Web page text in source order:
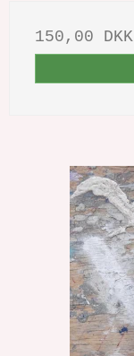
150,00 DKK